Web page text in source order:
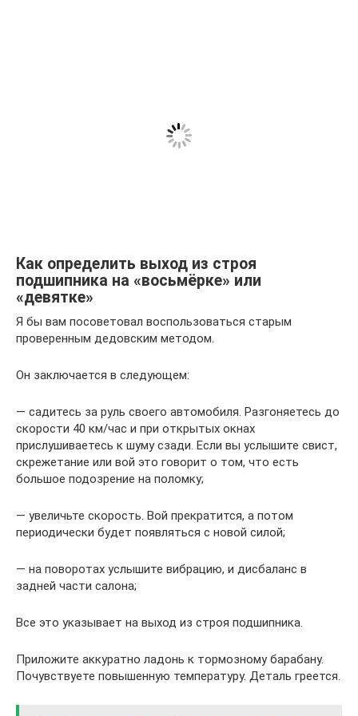
Как определить выход из строя
подшипника на «восьмёрке» или
«девятке»
Я бы вам посоветовал воспользоваться старым
проверенным дедовским методом.
Он заключается в следующем:
— садитесь за руль своего автомобиля. Разгоняетесь до
скорости 40 км/час и при открытых окнах
прислушиваетесь к шуму сзади. Если вы услышите свист,
скрежетание или вой это говорит о том, что есть
большое подозрение на поломку;
— увеличьте скорость. Вой прекратится, а потом
периодически будет появляться с новой силой;
— на поворотах услышите вибрацию, и дисбаланс в
задней части салона;
Все это указывает на выход из строя подшипника.
Приложите аккуратно ладонь к тормозному барабану.
Почувствуете повышенную температуру. Деталь греется.